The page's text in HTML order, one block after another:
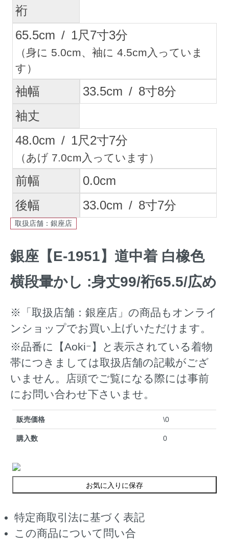
裄
65.5cm / 1尺7寸3分
（身に 5.0cm、袖に 4.5cm入っていま
す）
袖幅 33.5cm / 8寸8分
袖丈
48.0cm / 1尺2寸7分
（あげ 7.0cm入っています）
前幅 0.0cm
後幅
33.0cm / 8寸7分
取扱店舗：銀座店
銀座【E-1951】道中着 白橡色
横段暈かし :身丈99/裄65.5/広め
※「取扱店舗：銀座店」の商品もオンライ
ンショップでお買い上げいただけます。
※品番に【Aokiｰ】と表示されている着物
帯につきましては取扱店舗の記載がござ
いません。店頭でご覧になる際には事前
にお問い合わせ下さいませ。
販売価格 \0
購入数 0
お気に入りに保存
特定商取引法に基づく表記
この商品について問い合